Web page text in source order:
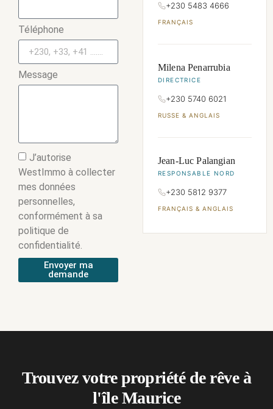
Téléphone
Message
J’autorise
WestImmo à collecter
mes données
personnelles,
conformément à sa
politique de
confidentialité.
Envoyer ma
demande
+230 5483 4666
FRANÇAIS
Milena Penarrubia
DIRECTRICE
+230 5740 6021
RUSSE & ANGLAIS
Jean-Luc Palangian
RESPONSABLE NORD
+230 5812 9377
FRANÇAIS & ANGLAIS
Trouvez votre propriété de rêve à
l'île Maurice